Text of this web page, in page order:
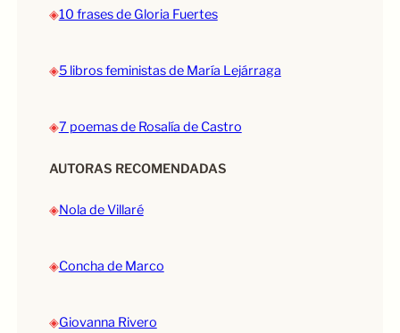
◈10 frases de Gloria Fuertes
◈5 libros feministas de María Lejárraga
◈7 poemas de Rosalía de Castro
AUTORAS RECOMENDADAS
◈Nola de Villaré
◈Concha de Marco
◈Giovanna Rivero